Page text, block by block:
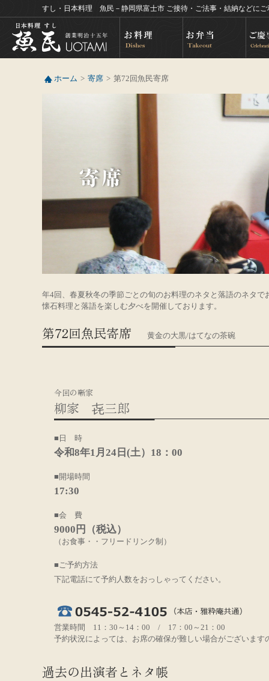
すし・日本料理 魚民－静岡県富士市 ご接待・ご法事・結納などにご
ホーム 寄席 第72回魚民寄席
年4回、春夏秋冬の季節ごとの旬のお料理のネタと落語のネタ
懐石料理と落語を楽しむ夕べを開催しております。
第72回魚民寄席 黄金の大黒/はてなの茶碗
今回の噺家
柳家 㐂三郎
■日 時
令和8年1月24日(土）18：00
■開場時間
17:30
■会 費
9000円（税込）
（お食事・・フリードリンク制）
■ご予約方法
下記電話にて予約人数をおっしゃってください。
営業時間 11：30～14：00 / 17：00～21：00
予約状況によっては、お席の確保が難しい場合がございます
過去の出演者とネタ帳